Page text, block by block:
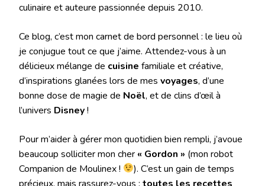
culinaire et auteure passionnée depuis 2010.
Ce blog, c’est mon carnet de bord personnel : le lieu où
je conjugue tout ce que j’aime. Attendez-vous à un
délicieux mélange de cuisine familiale et créative,
d’inspirations glanées lors de mes voyages, d’une
bonne dose de magie de Noël, et de clins d’œil à
l’univers Disney!
Pour m’aider à gérer mon quotidien bien rempli, j’avoue
beaucoup solliciter mon cher « Gordon » (mon robot
Companion de Moulinex !
). C’est un gain de temps